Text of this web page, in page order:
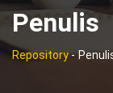
Penulis
Repository-